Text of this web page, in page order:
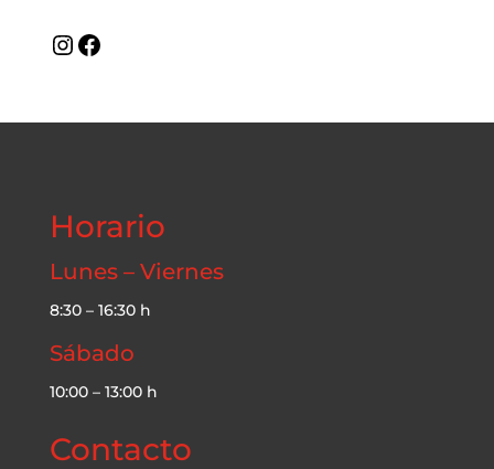
Instagram
Facebook
Horario
Lunes – Viernes
8:30 – 16:30 h
Sábado
10:00 – 13:00 h
Contacto